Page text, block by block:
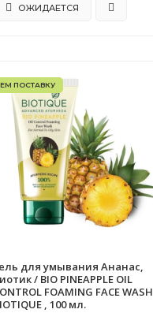
ОЖИДАЕТСЯ
ПОСТАВКУ
для умывания Ананас,
/ BIO PINEAPPLE OIL
FOAMING FACE WASH
, 100 мл.